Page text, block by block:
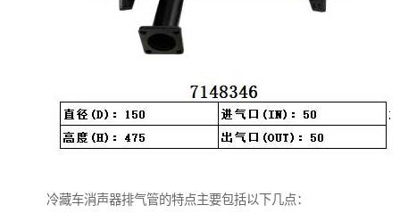
冷藏车消声器排气管的特点主要包括以下几点：